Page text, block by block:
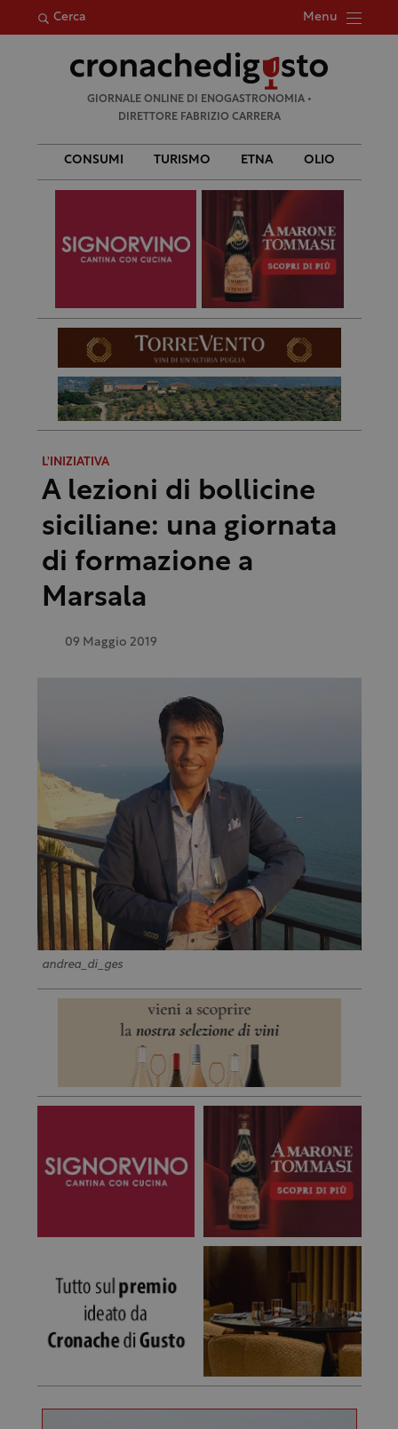
Cerca Menu
per:
GIORNALE ONLINE DI ENOGASTRONOMIA •
DIRETTORE FABRIZIO CARRERA
CONSUMI TURISMO ETNA OLIO
L'INIZIATIVA
A lezioni di bollicine
siciliane: una giornata
di formazione a
Marsala
09 Maggio 2019
andrea_di_ges